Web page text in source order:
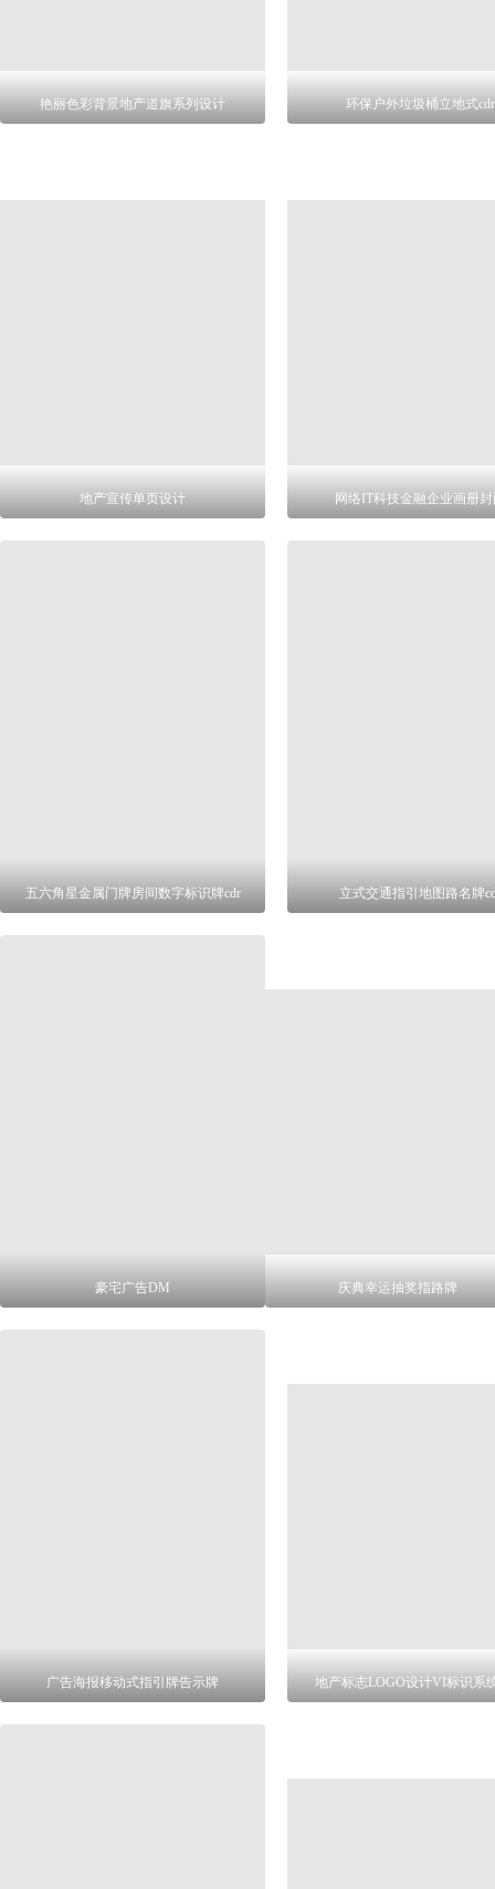
艳丽色彩背景地产道旗系列设计 环保户外垃圾桶立地式cdr
地产宣传单页设计 网络IT科技金融企业画册封
五六角星金属门牌房间数字标识牌cdr 立式交通指引地图路名牌
豪宅广告DM 庆典幸运抽奖指路牌
广告海报移动式指引牌告示牌 地产标志LOGO设计VI标识系